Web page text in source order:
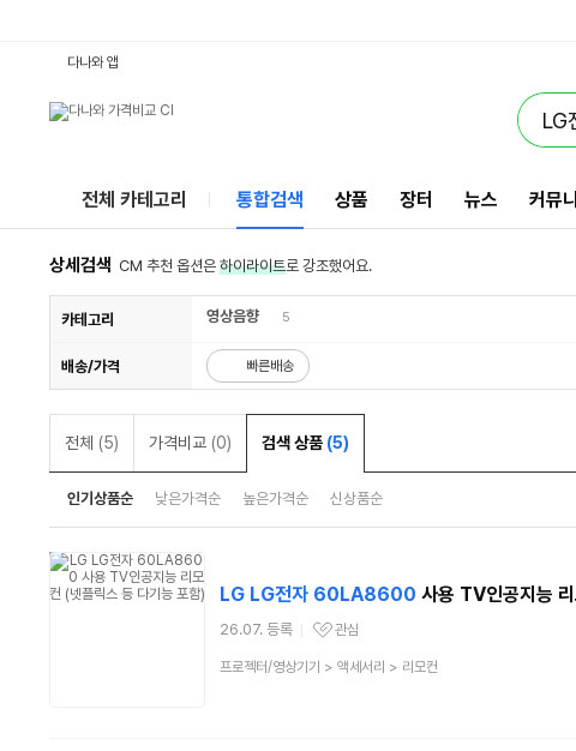
다나와 앱
전체 카테고리 통합검색 상품 장터 뉴스 커뮤
상세검색 CM 추천 옵션은 하이라이트로 강조했어요.
카테고리 영상음향 5
배송/가격 빠른배송
전체 (5) 가격비교 (0) 검색 상품 (5)
인기상품순 낮은가격순 높은가격순 신상품순
LG LG전자 60LA8600 사용 TV인공지능
26.07. 등록
관심상품
관심
상
프로젝터/영상기기 > 액세서리 > 리모컨